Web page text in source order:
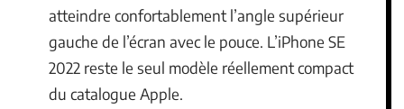
atteindre confortablement l’angle supérieur
gauche de l’écran avec le pouce. L’iPhone SE
2022 reste le seul modèle réellement compact
du catalogue Apple.